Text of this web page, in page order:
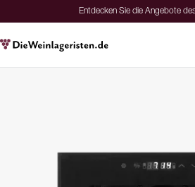
Entdecken Sie die Angebote